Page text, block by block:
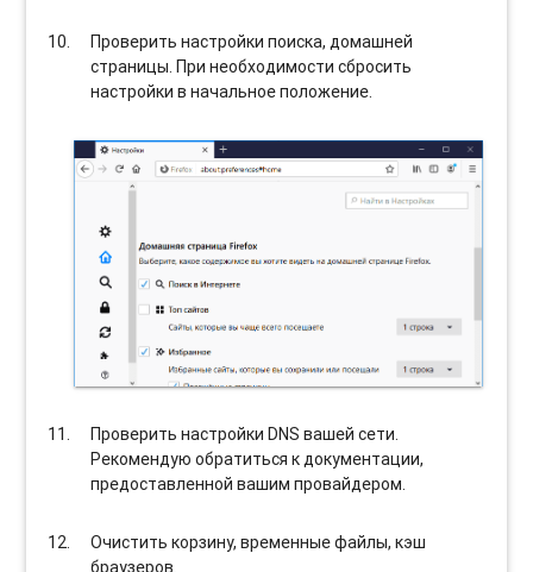
Проверить настройки поиска, домашней
страницы. При необходимости сбросить
настройки в начальное положение.
Проверить настройки DNS вашей сети.
Рекомендую обратиться к документации,
предоставленной вашим провайдером.
Очистить корзину, временные файлы, кэш
браузеров.